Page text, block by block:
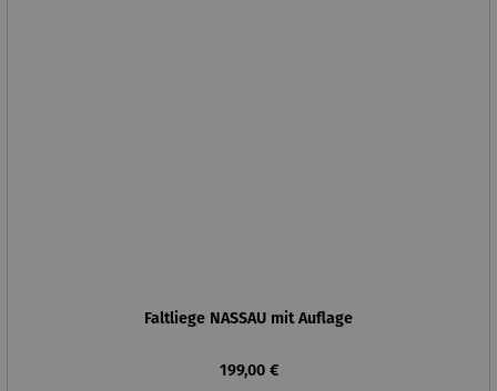
Faltliege NASSAU mit Auflage
Regulärer Preis:
199,00 €